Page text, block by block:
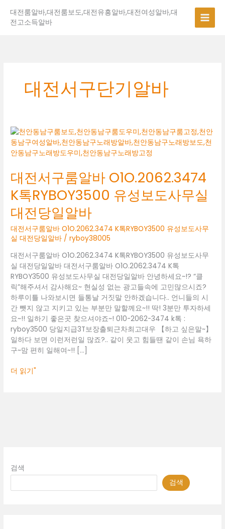
대전룸알바,대전룸보도,대전유흥알바,대전여성알바,대
전고소득알바
대전서구단기알바
대전서구룸알바 O1O.2062.3474
K톡RYBOY3500 유성보도사무실
대전당일알바
대전서구룸알바 O1O.2062.3474 K톡RYBOY3500 유성보도사무
실 대전당일알바 /ryboy38005
대전서구룸알바 O1O.2062.3474 K톡RYBOY3500 유성보도사무
실 대전당일알바 대전서구룸알바 O1O.2062.3474 K톡
RYBOY3500 유성보도사무실 대전당일알바 안녕하세요~!? “클
릭”해주셔서 감사해요~ 현실성 없는 광고들속에 고민많으시죠?
하루이틀 나와보시면 들통날 거짓말 안하겠습니다.. 언니들의 시
간 뺏지 않고 지키고 있는 부분만 말할께요~!! 딱! 3분만 투자하세
요~!! 일하기 좋은곳 찾으셔야죠~! 010-2062-3474 k톡 :
ryboy3500 당일지급3T보장출퇴근차최고대우 【하고 싶은말~】
일하다 보면 이런저런일 많죠?.. 같이 웃고 힘들땐 같이 손님 욕하
구~맘 편히 일해여~!! […]
대
전
서
룸
바
O1O.2062.3474
K
톡
RYBOY3500
성
보
도
사
무
실
대
전
당
일
바
더 읽기"
검색
검색